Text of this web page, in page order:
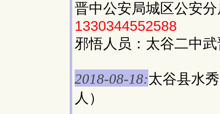
晋中公安局城区公安
1330344552588
邪悟人员：太谷二中
2018-08-18:太谷县水
人）